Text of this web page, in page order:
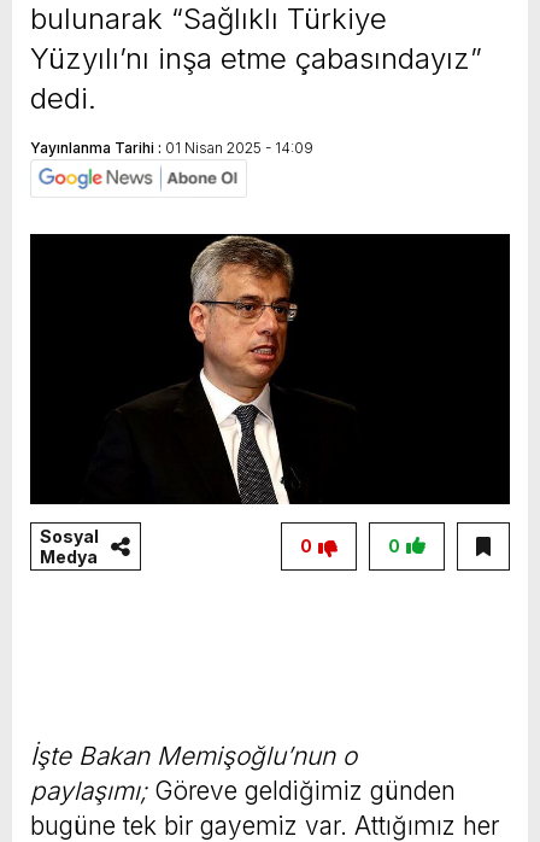
bulunarak “Sağlıklı Türkiye
Yüzyılı’nı inşa etme çabasındayız”
dedi.
Yayınlanma Tarihi : 01 Nisan 2025 - 14:09
Sosyal
Medya
0
0
İşte Bakan Memişoğlu’nun o
paylaşımı; Göreve geldiğimiz günden
bugüne tek bir gayemiz var. Attığımız her